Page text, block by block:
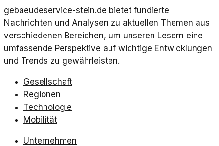
gebaeudeservice-stein.de bietet fundierte
Nachrichten und Analysen zu aktuellen Themen aus
verschiedenen Bereichen, um unseren Lesern eine
umfassende Perspektive auf wichtige Entwicklungen
und Trends zu gewährleisten.
Gesellschaft
Regionen
Technologie
Mobilität
Unternehmen